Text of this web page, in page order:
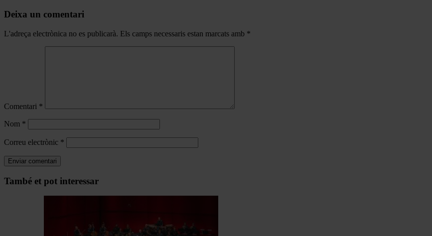
Deixa un comentari
L'adreça electrònica no es publicarà. Els camps necessaris estan marcats amb *
Comentari *
Nom *
Correu electrònic *
Navegar
També et pot interessar